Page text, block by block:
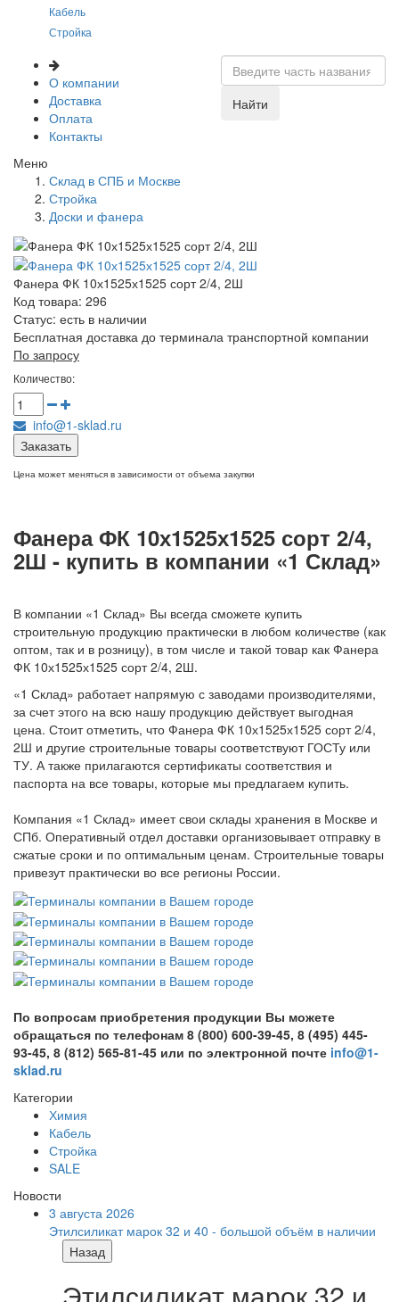
Кабель
Стройка
О компании
Доставка
Оплата
Контакты
Найти
Меню
Склад в СПБ и Москве
Стройка
Доски и фанера
Фанера ФК 10х1525х1525 сорт 2/4, 2Ш
Код товара: 296
Статус: есть в наличии
Бесплатная доставка до терминала транспортной компании
По запросу
Количество:
info@1-sklad.ru
Заказать
Цена может меняться в зависимости от объема закупки
Фанера ФК 10х1525х1525 сорт 2/4,
2Ш - купить в компании «1 Склад»
В компании «1 Склад» Вы всегда сможете купить
строительную продукцию практически в любом количестве (как
оптом, так и в розницу), в том числе и такой товар как Фанера
ФК 10х1525х1525 сорт 2/4, 2Ш.
«1 Склад» работает напрямую с заводами производителями,
за счет этого на всю нашу продукцию действует выгодная
цена. Стоит отметить, что Фанера ФК 10х1525х1525 сорт 2/4,
2Ш и другие строительные товары соответствуют ГОСТу или
ТУ. А также прилагаются сертификаты соответствия и
паспорта на все товары, которые мы предлагаем купить.
Компания «1 Склад» имеет свои склады хранения в Москве и
СПб. Оперативный отдел доставки организовывает отправку в
сжатые сроки и по оптимальным ценам. Строительные товары
привезут практически во все регионы России.
По вопросам приобретения продукции Вы можете
обращаться по телефонам 8 (800) 600-39-45, 8 (495) 445-
93-45, 8 (812) 565-81-45 или по электронной почте info@1-
sklad.ru
Категории
Химия
Кабель
Стройка
SALE
Новости
3 августа 2026
Этилсиликат марок 32 и 40 - большой объём в наличии
Назад